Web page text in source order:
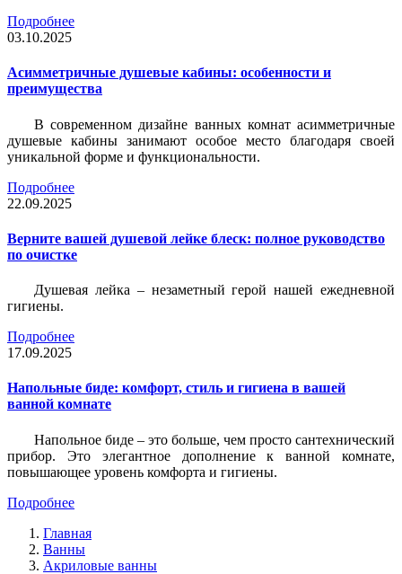
Подробнее
03.10.2025
Асимметричные душевые кабины: особенности и
преимущества
В современном дизайне ванных комнат асимметричные
душевые кабины занимают особое место благодаря своей
уникальной форме и функциональности.
Подробнее
22.09.2025
Верните вашей душевой лейке блеск: полное руководство
по очистке
Душевая лейка – незаметный герой нашей ежедневной
гигиены.
Подробнее
17.09.2025
Напольные биде: комфорт, стиль и гигиена в вашей
ванной комнате
Напольное биде – это больше, чем просто сантехнический
прибор. Это элегантное дополнение к ванной комнате,
повышающее уровень комфорта и гигиены.
Подробнее
Главная
Ванны
Акриловые ванны